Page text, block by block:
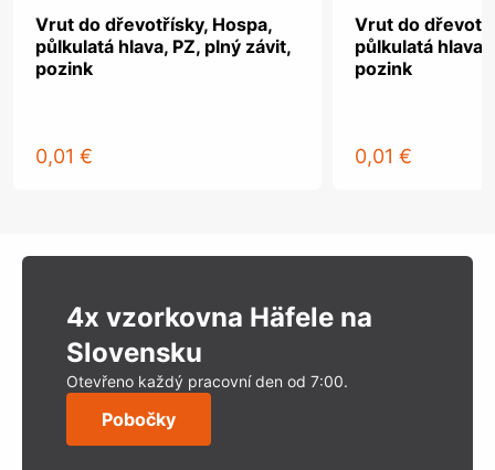
Vrut do dřevotřísky, Hospa,
půlkulatá hlava, PZ, plný závit,
pozink
0,01 €
Vrut do
půlkulatá hlava,
pozink
0,01 €
4x vzorkovna Häfele na
Slovensku
Otevřeno každý pracovní den od 7:00.
Pobočky